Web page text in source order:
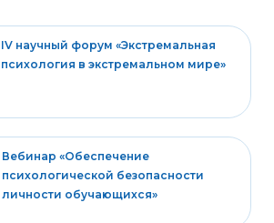
IV научный форум «Экстремальная
психология в экстремальном мире»
Вебинар «Обеспечение
психологической безопасности
личности обучающихся»